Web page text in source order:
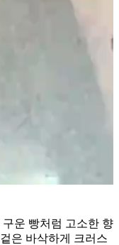
운 빵처럼 고소한 향
은 바삭하게 크러스